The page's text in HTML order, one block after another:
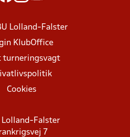
Lolland-Falster
KlubOffice
turneringsvagt
Cookies
Lolland-Falster
7